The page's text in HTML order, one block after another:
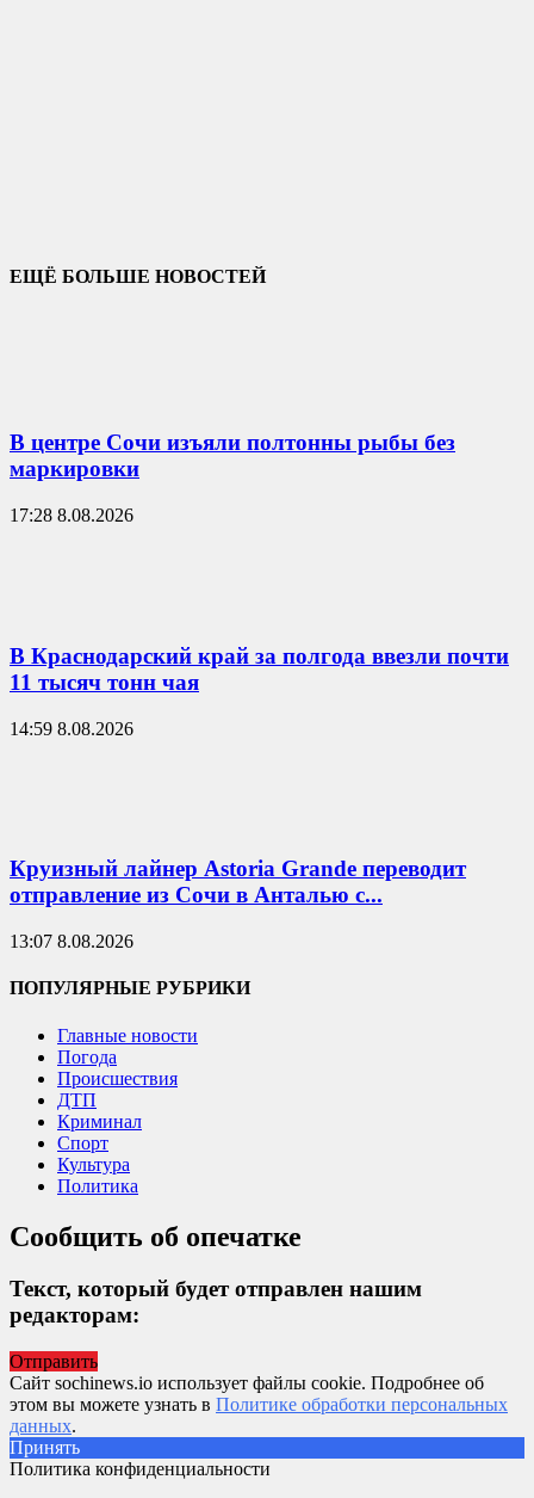
ЕЩЁ БОЛЬШЕ НОВОСТЕЙ
В центре Сочи изъяли полтонны рыбы без
маркировки
17:28 8.08.2026
В Краснодарский край за полгода ввезли почти
11 тысяч тонн чая
14:59 8.08.2026
Круизный лайнер Astoria Grande переводит
отправление из Сочи в Анталью с...
13:07 8.08.2026
ПОПУЛЯРНЫЕ РУБРИКИ
Главные новости
Погода
Происшествия
ДТП
Криминал
Спорт
Культура
Политика
Сообщить об опечатке
Текст, который будет отправлен нашим
редакторам:
Отправить
Сайт sochinews.io использует файлы cookie. Подробнее об
этом вы можете узнать в Политике обработки персональных
данных.
Принять
Политика конфиденциальности